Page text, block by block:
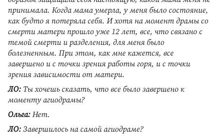
принимала. Когда мама умерла, у меня было состояние,
как будто я потеряла себя. И хотя на момент драмы со
смерти матери прошло уже 12 лет, все, что связано с
темой смерти и разделения, для меня было
болезненным. При этом, как мне кажется, все
завершено и с точки зрения работы горя, и с точки
зрения зависимости от матери.
ЛО: Ты хочешь сказать, что все было завершено к
моменту агиодрамы?
Ольга: Нет.
ЛО: Завершилось на самой агиодраме?